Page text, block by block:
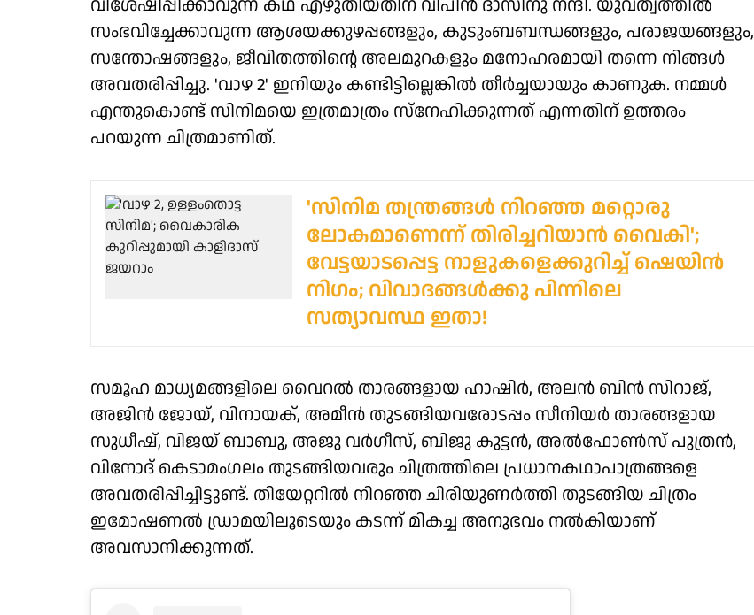
വിശേഷിപ്പിക്കാവുന്ന കഥ എഴുതിയതിന് വിപിൻ ദാസിനു നന്ദി. യുവത്വത്തിൽ
സംഭവിച്ചേക്കാവുന്ന ആശയക്കുഴപ്പങ്ങളും, കുടുംബബന്ധങ്ങളും, പരാജയങ്ങളും,
സന്തോഷങ്ങളും, ജീവിതത്തിന്റെ അലമുറകളും മനോഹരമായി തന്നെ നിങ്ങൾ
അവതരിപ്പിച്ചു. 'വാഴ 2' ഇനിയും കണ്ടിട്ടില്ലെങ്കിൽ തീർച്ചയായും കാണുക. നമ്മൾ
എന്തുകൊണ്ട് സിനിമയെ ഇത്രമാത്രം സ്നേഹിക്കുന്നത് എന്നതിന് ഉത്തരം
പറയുന്ന ചിത്രമാണിത്.
'സിനിമ തന്ത്രങ്ങൾ നിറഞ്ഞ മറ്റൊരു
ലോകമാണെന്ന് തിരിച്ചറിയാൻ വൈകി';
വേട്ടയാടപ്പെട്ട നാളുകളെക്കുറിച്ച് ഷെയിൻ
നിഗം; വിവാദങ്ങൾക്കു പിന്നിലെ
സത്യാവസ്ഥ ഇതാ!
സമൂഹ മാധ്യമങ്ങളിലെ വൈറൽ താരങ്ങളായ ഹാഷിർ, അലൻ ബിൻ സിറാജ്,
അജിൻ ജോയ്, വിനായക്, അമീൻ തുടങ്ങിയവരോടപ്പം സീനിയർ താരങ്ങളായ
സുധീഷ്, വിജയ് ബാബു, അജു വർഗീസ്, ബിജു കുട്ടൻ, അൽഫോൺസ് പുത്രൻ,
വിനോദ് കെടാമംഗലം തുടങ്ങിയവരും ചിത്രത്തിലെ പ്രധാനകഥാപാത്രങ്ങളെ
അവതരിപ്പിച്ചിട്ടുണ്ട്. തിയേറ്ററിൽ നിറഞ്ഞ ചിരിയുണർത്തി തുടങ്ങിയ ചിത്രം
ഇമോഷണൽ ഡ്രാമയിലൂടെയും കടന്ന് മികച്ച അനുഭവം നൽകിയാണ്
അവസാനിക്കുന്നത്.